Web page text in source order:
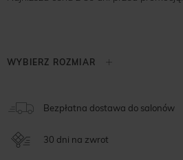
Bezpłatna dostawa do salonów
30 dni na zwrot